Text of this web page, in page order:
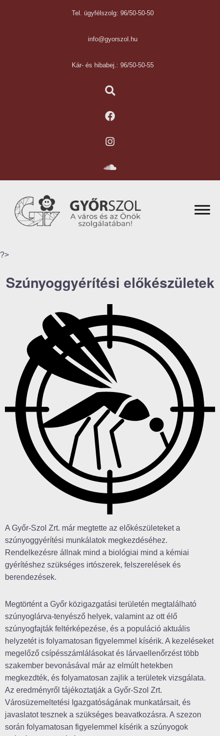
Tel. ügyfélszolg: 96/50-50-50
info@gyorszol.hu
Kár- és hibabej.: 96/50-50-55
?>
Szúnyoggyérítési előkészületek
A Győr-Szol Zrt. már megtette az előkészületeket a
szúnyoggyérítési munkálatok megkezdéséhez.
Rendelkezésre állnak mind a biológiai mind a kémiai
gyérítéshez szükséges irtószerek, felszerelések és
berendezések.
Megtörtént a Győr közigazgatási területén megtalálható
szúnyoglárva-tenyésző helyek, valamint az ott élő
szúnyogfajták feltérképezése, és a populáció aktuális
helyzetét is folyamatosan figyelemmel kísérik. A kezeléseket
megelőző csípésszámlálásokat és lárvaellenőrzést több
szakember bevonásával már az elmúlt hetekben
megkezdték, és folyamatosan zajlik a területek vizsgálata.
Az eredményről tájékoztatják a Győr-Szol Zrt.
Városüzemeltetési Igazgatóságának munkatársait, és
javaslatot tesznek a szükséges beavatkozásra. A szezon
során folyamatosan figyelemmel kísérik a szúnyogok